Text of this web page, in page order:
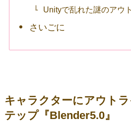
Unityで乱れた謎のアウ
さいごに
キャラクターにアウト
テップ『Blender5.0』